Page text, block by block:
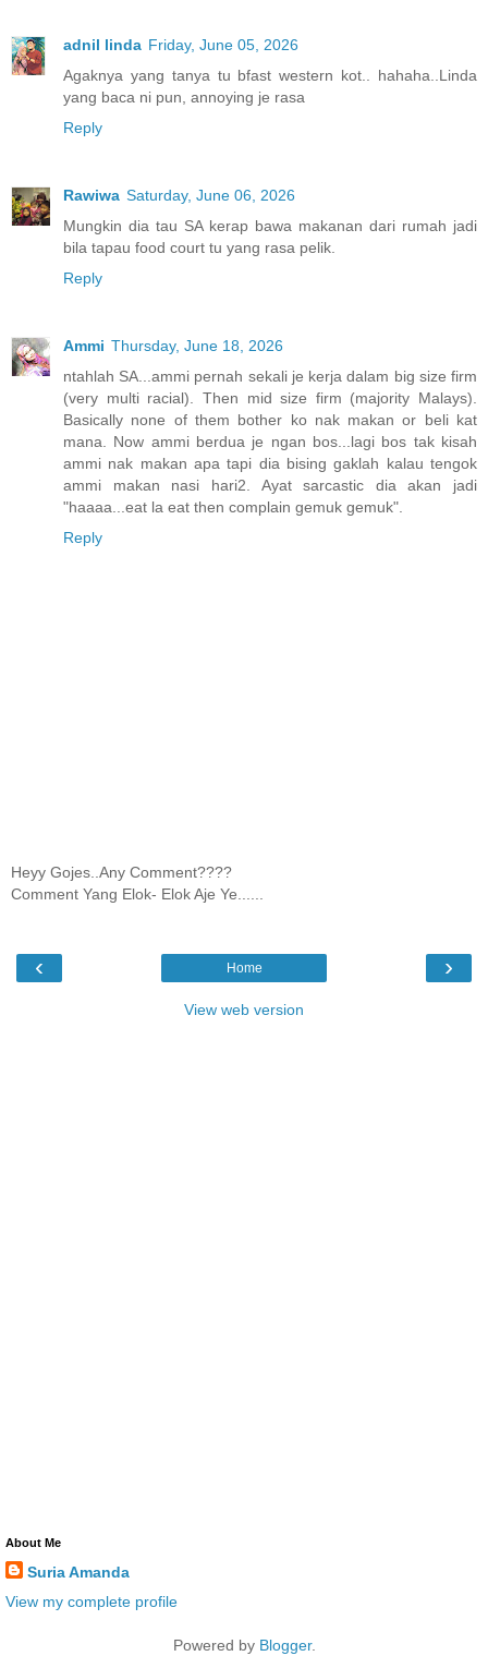
adnil linda Friday, June 05, 2026
Agaknya yang tanya tu bfast western kot.. hahaha..Linda
yang baca ni pun, annoying je rasa
Reply
Rawiwa Saturday, June 06, 2026
Mungkin dia tau SA kerap bawa makanan dari rumah jadi
bila tapau food court tu yang rasa pelik.
Reply
Ammi Thursday, June 18, 2026
ntahlah SA...ammi pernah sekali je kerja dalam big size firm
(very multi racial). Then mid size firm (majority Malays).
Basically none of them bother ko nak makan or beli kat
mana. Now ammi berdua je ngan bos...lagi bos tak kisah
ammi nak makan apa tapi dia bising gaklah kalau tengok
ammi makan nasi hari2. Ayat sarcastic dia akan jadi
"haaaa...eat la eat then complain gemuk gemuk".
Reply
Heyy Gojes..Any Comment????
Comment Yang Elok- Elok Aje Ye......
‹ ›
Home
View web version
About Me
Suria Amanda
View my complete profile
Powered by Blogger.